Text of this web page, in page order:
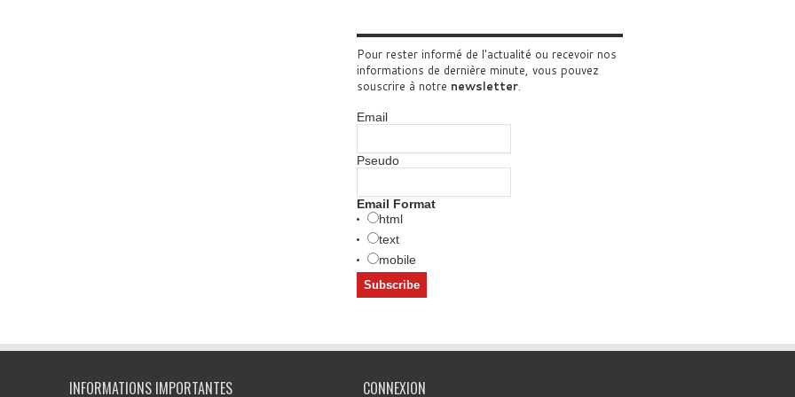
Pour rester informé de l'actualité ou recevoir nos
informations de dernière minute, vous pouvez
souscrire à notre newsletter.
Email
Pseudo
Email Format
html
text
mobile
INFORMATIONS IMPORTANTES CONNEXION